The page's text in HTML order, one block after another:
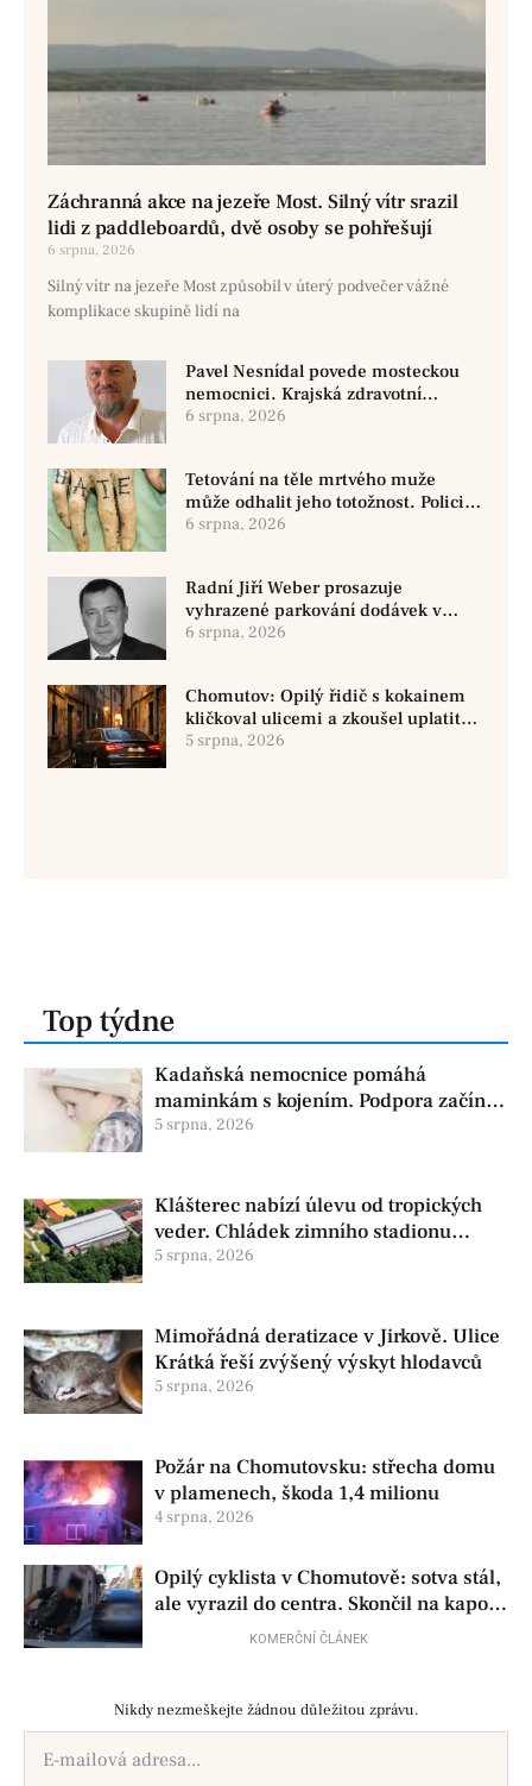
Záchranná akce na jezeře Most. Silný vítr srazil
lidi z paddleboardů, dvě osoby se pohřešují
6 srpna, 2026
Silný vítr na jezeře Most způsobil v úterý podvečer vážné
komplikace skupině lidí na
Pavel Nesnídal povede mosteckou
nemocnici. Krajská zdravotní
oznámila změnu ve vedení
6 srpna, 2026
Tetování na těle mrtvého muže
může odhalit jeho totožnost. Policie
žádá o pomoc
6 srpna, 2026
Radní Jiří Weber prosazuje
vyhrazené parkování dodávek v
Chomutově
6 srpna, 2026
Chomutov: Opilý řidič s kokainem
kličkoval ulicemi a zkoušel uplatit
policisty
5 srpna, 2026
Top týdne
Kadaňská nemocnice pomáhá
maminkám s kojením. Podpora začíná
už před porodem
5 srpna, 2026
Klášterec nabízí úlevu od tropických
veder. Chládek zimního stadionu
pomůže seniorům i nemocným
5 srpna, 2026
Mimořádná deratizace v Jirkově. Ulice
Krátká řeší zvýšený výskyt hlodavců
5 srpna, 2026
Požár na Chomutovsku: střecha domu
v plamenech, škoda 1,4 milionu
4 srpna, 2026
Opilý cyklista v Chomutově: sotva stál,
ale vyrazil do centra. Skončil na kapotě
KOMERČNÍ ČLÁNEK
Nikdy nezmeškejte žádnou důležitou zprávu.